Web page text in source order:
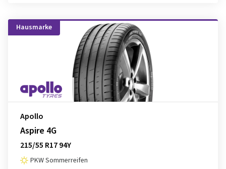
Hausmarke
Apollo
Aspire 4G
215/55 R17 94Y
PKW Sommerreifen